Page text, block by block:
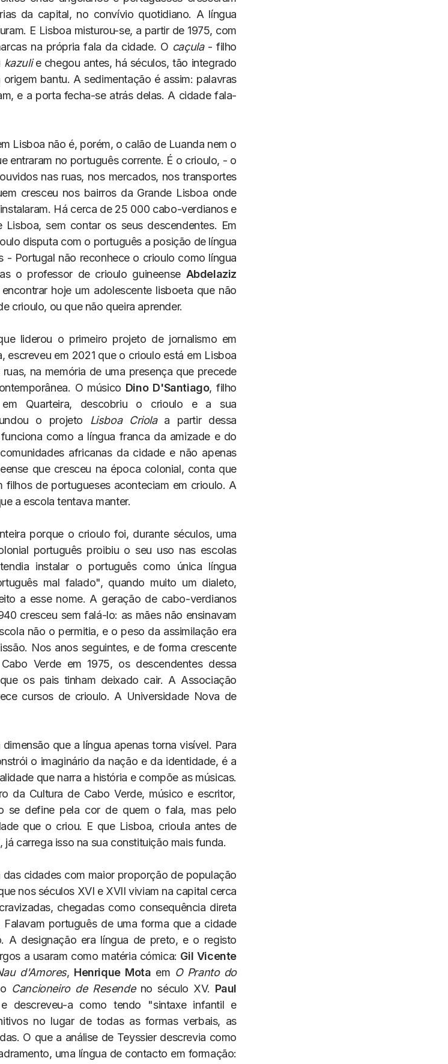
da capital, no convívio quotidiano. A língua
E Lisboa misturou-se, a partir de 1975, com
na própria fala da cidade. O caçula- filho
kazulie chegou antes, há séculos, tão integrado
bantu. A sedimentação é assim: palavras
e a porta fecha-se atrás delas. A cidade fala-
Lisboa não é, porém, o calão de Luanda nem o
entraram no português corrente. É o crioulo, - o
nas ruas, nos mercados, nos transportes
cresceu nos bairros da Grande Lisboa onde
Há cerca de 25 000 cabo-verdianos e
Lisboa, sem contar os seus descendentes. Em
disputa com o português a posição de língua
- Portugal não reconhece o crioulo como língua
o professor de crioulo guineense Abdelaziz
hoje um adolescente lisboeta que não
crioulo, ou que não queira aprender.
liderou o primeiro projeto de jornalismo em
escreveu em 2021 que o crioulo está em Lisboa
na memória de uma presença que precede
O músico Dino D'Santiago, filho
em Quarteira, descobriu o crioulo e a sua
o projeto
Lisboa Criolaa partir dessa
como a língua franca da amizade e do
africanas da cidade e não apenas
que cresceu na época colonial, conta que
filhos de portugueses aconteciam em crioulo. A
a escola tentava manter.
porque o crioulo foi, durante séculos, uma
português proibiu o seu uso nas escolas
instalar o português como única língua
mal falado", quando muito um dialeto,
a esse nome. A geração de cabo-verdianos
cresceu sem falá-lo: as mães não ensinavam
não o permitia, e o peso da assimilação era
Nos anos seguintes, e de forma crescente
Verde em 1975, os descendentes dessa
os pais tinham deixado cair. A Associação
cursos de crioulo. A Universidade Nova de
que a língua apenas torna visível. Para
o imaginário da nação e da identidade, é a
que narra a história e compõe as músicas.
da Cultura de Cabo Verde, músico e escritor,
se define pela cor de quem o fala, mas pelo
que o criou. E que Lisboa, crioula antes de
carrega isso na sua constituição mais funda.
cidades com maior proporção de população
nos séculos XVI e XVII viviam na capital cerca
chegadas como consequência direta
Falavam português de uma forma que a cidade
A designação era língua de preto, e o registo
a usaram como matéria cómica: Gil Vicente
d'Amores, Henrique Mota em O Pranto do
Cancioneiro de Resendeno século XV. Paul
descreveu-a como tendo "sintaxe infantil e
no lugar de todas as formas verbais, as
O que a análise de Teyssier descrevia como
uma língua de contacto em formação: